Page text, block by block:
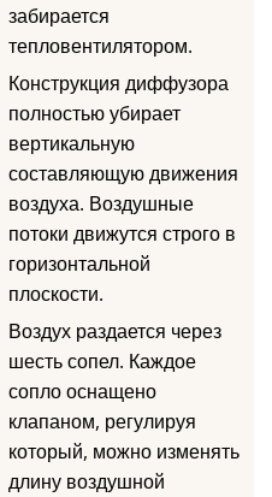
забирается
тепловентилятором.
Конструкция диффузора
полностью убирает
вертикальную
составляющую движения
воздуха. Воздушные
потоки движутся строго в
горизонтальной
плоскости.
Воздух раздается через
шесть сопел. Каждое
сопло оснащено
клапаном, регулируя
который, можно изменять
длину воздушной